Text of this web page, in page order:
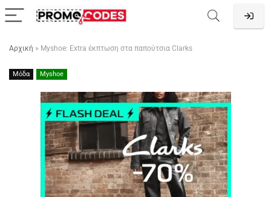
Αρχική » Myshoe: Extra έκπτωση στα παπούτσια Clarks
Μόδα Myshoe